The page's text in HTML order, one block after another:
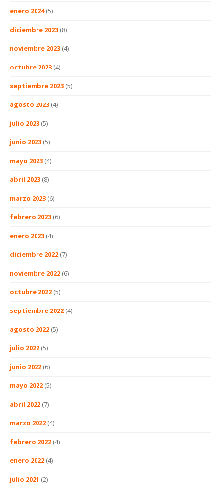
enero 2024(5)
diciembre 2023 (8)
noviembre 2023 (4)
octubre 2023 (4)
septiembre 2023 (5)
agosto 2023 (4)
julio 2023 (5)
junio 2023 (5)
mayo 2023 (4)
abril 2023 (8)
marzo 2023 (6)
febrero 2023 (6)
enero 2023 (4)
diciembre 2022 (7)
noviembre 2022 (6)
octubre 2022 (5)
septiembre 2022 (4)
agosto 2022 (5)
julio 2022 (5)
junio 2022 (6)
mayo 2022 (5)
abril 2022 (7)
marzo 2022 (4)
febrero 2022 (4)
enero 2022 (4)
julio 2021 (2)